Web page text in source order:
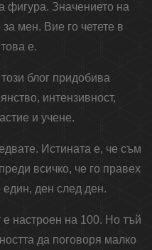
фигура. Значението на
мен. Вие го четете в
е.
блог придобива
интензивност,
и учене.
Истината е, че съм
всичко, че го правех
ден след ден.
е настроен на 100. Но тъй
да поговоря малко